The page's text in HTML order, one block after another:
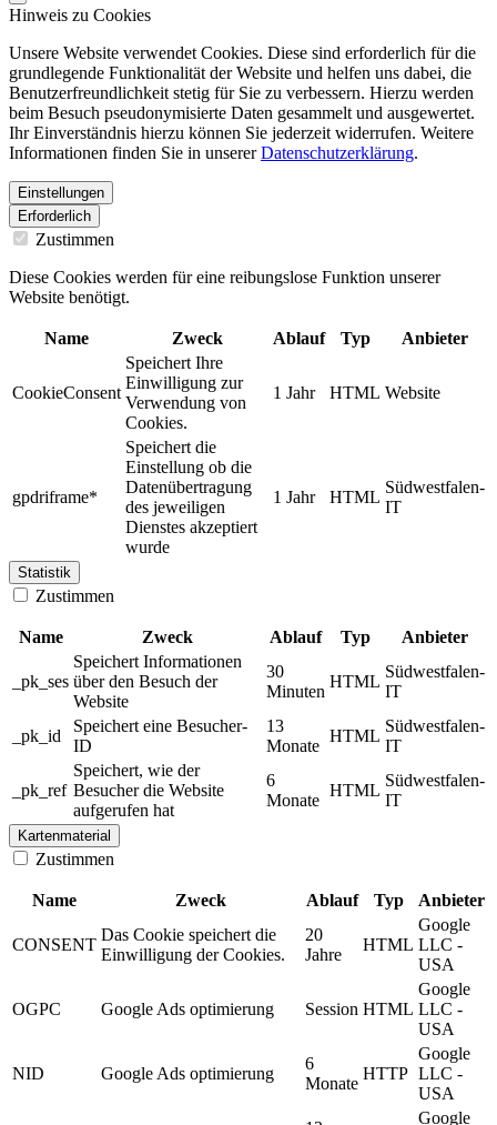
Hinweis zu Cookies
Unsere Website verwendet Cookies. Diese sind erforderlich für die
grundlegende Funktionalität der Website und helfen uns dabei, die
Benutzerfreundlichkeit stetig für Sie zu verbessern. Hierzu werden
beim Besuch pseudonymisierte Daten gesammelt und ausgewertet.
Ihr Einverständnis hierzu können Sie jederzeit widerrufen. Weitere
Informationen finden Sie in unsererDatenschutzerklärung.
Einstellungen
Erforderlich
Zustimmen
Diese Cookies werden für eine reibungslose Funktion unserer
Website benötigt.
Name Zweck Ablauf Typ Anbieter
CookieConsent
Speichert Ihre
Einwilligung zur
Verwendung von
Cookies.
1 Jahr HTML Website
gpdriframe*
Speichert die
Einstellung ob die
Datenübertragung
des jeweiligen
Dienstes akzeptiert
wurde
1 Jahr HTML
Südwestfalen-
IT
Statistik
Zustimmen
Name Zweck Ablauf Typ Anbieter
_pk_ses
Speichert Informationen
über den Besuch der
Website
30
Minuten
HTML
Südwestfalen-
IT
_pk_id
Speichert eine Besucher-
ID
13
Monate
HTML
Südwestfalen-
IT
_pk_ref
Speichert, wie der
Besucher die Website
aufgerufen hat
6
Monate
HTML
Südwestfalen-
IT
Kartenmaterial
Zustimmen
Name Zweck Ablauf Typ Anbieter
CONSENT
Das Cookie speichert die
Einwilligung der Cookies.
20
Jahre
HTML
Google
LLC -
USA
OGPC Google Ads optimierung Session HTML
Google
LLC -
USA
NID Google Ads optimierung
6
Monate
HTTP
Google
LLC -
USA
Google